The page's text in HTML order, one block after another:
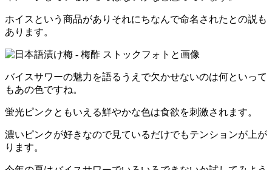
ホイスという商品がありそれにちなんで命名されたとの説も
あります。
バイスサワーの魅力を語るうえで欠かせないのは何といって
もあの色ですね。
蛍光ピンクともいえる鮮やかな色は食欲を刺激されます。
濃いピンクが好きなので見ているだけでもテンションが上が
ります。